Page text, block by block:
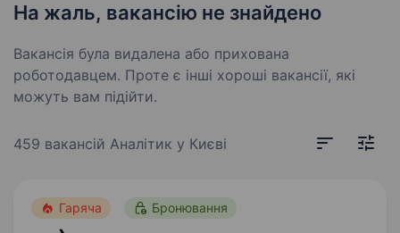
На жаль, вакансію не знайдено
Вакансія була видалена або прихована
роботодавцем. Проте є інші хороші вакансії, які
можуть вам підійти.
459 вакансій Аналітик у Києві
Гаряча Бронювання